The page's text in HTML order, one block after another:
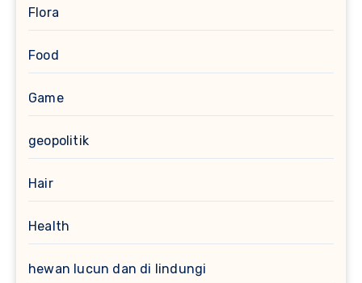
Flora
Food
Game
geopolitik
Hair
Health
hewan lucun dan di lindungi